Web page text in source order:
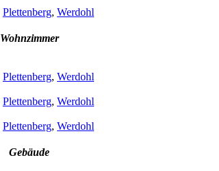
Plettenberg, Werdohl
Wohnzimmer
Plettenberg, Werdohl
Plettenberg, Werdohl
Plettenberg, Werdohl
Gebäude